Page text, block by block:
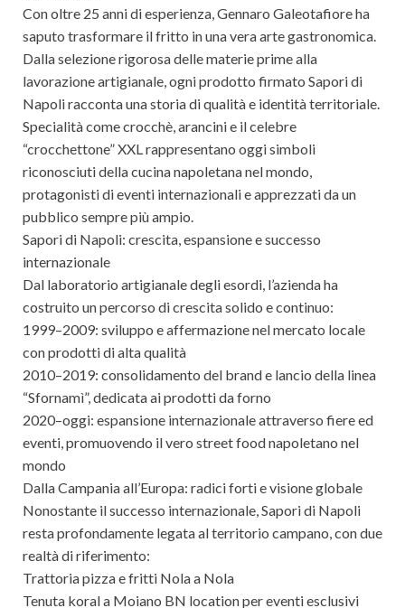
Con oltre 25 anni di esperienza, Gennaro Galeotafiore ha
saputo trasformare il fritto in una vera arte gastronomica.
Dalla selezione rigorosa delle materie prime alla
lavorazione artigianale, ogni prodotto firmato Sapori di
Napoli racconta una storia di qualità e identità territoriale.
Specialità come crocchè, arancini e il celebre
“crocchettone” XXL rappresentano oggi simboli
riconosciuti della cucina napoletana nel mondo,
protagonisti di eventi internazionali e apprezzati da un
pubblico sempre più ampio.
Sapori di Napoli: crescita, espansione e successo
internazionale
Dal laboratorio artigianale degli esordi, l’azienda ha
costruito un percorso di crescita solido e continuo:
1999–2009: sviluppo e affermazione nel mercato locale
con prodotti di alta qualità
2010–2019: consolidamento del brand e lancio della linea
“Sfornamì”, dedicata ai prodotti da forno
2020–oggi: espansione internazionale attraverso fiere ed
eventi, promuovendo il vero street food napoletano nel
mondo
Dalla Campania all’Europa: radici forti e visione globale
Nonostante il successo internazionale, Sapori di Napoli
resta profondamente legata al territorio campano, con due
realtà di riferimento:
Trattoria pizza e fritti Nola a Nola
Tenuta koral a Moiano BN location per eventi esclusivi